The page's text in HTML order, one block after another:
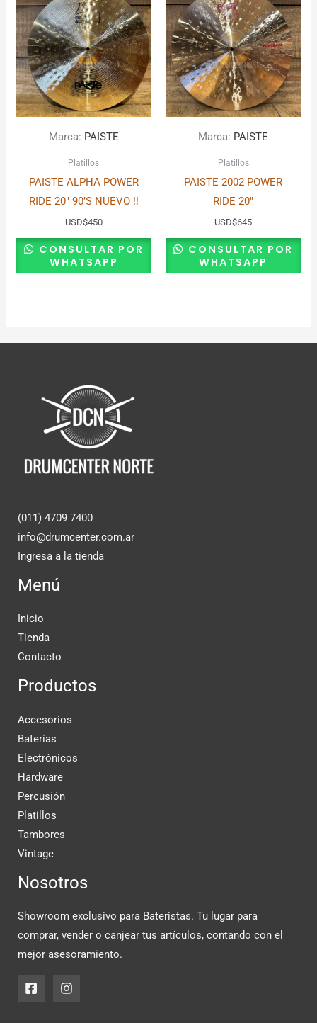
Marca: PAISTE
Platillos
PAISTE ALPHA POWER
RIDE 20″ 90’S NUEVO !!
USD$450
CONSULTAR POR
WHATSAPP
Marca: PAISTE
Platillos
PAISTE 2002 POWER
RIDE 20″
USD$645
CONSULTAR POR
WHATSAPP
(011) 4709 7400
info@drumcenter.com.ar
Ingresa a la tienda
Menú
Inicio
Tienda
Contacto
Productos
Accesorios
Baterías
Electrónicos
Hardware
Percusión
Platillos
Tambores
Vintage
Nosotros
Showroom exclusivo para Bateristas. Tu lugar para
comprar, vender o canjear tus artículos, contando con el
mejor asesoramiento.